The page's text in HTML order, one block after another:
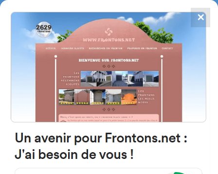
FRONTONS.NET
BUSCAR UN FRONTÓN
AÑADIR UN FRONTÓN
4784
frontones
64120 Béhasque-Lapiste,
✕